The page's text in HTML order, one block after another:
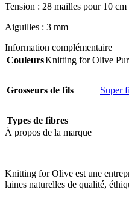
Tension : 28 mailles pour 10 cm
Aiguilles : 3 mm
Information complémentaire
CouleursKnitting for Olive
Grosseurs de fils Super
Types de fibres
À propos de la marque
Knitting for Olive est une
laines naturelles de qualité,